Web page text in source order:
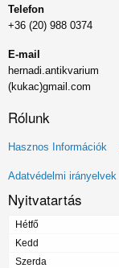
Telefon
+36 (20) 988 0374
E-mail
hernadi.antikvarium
(kukac)gmail.com
Rólunk
Lábléc
menü
Hasznos Információk
Adatvédelmi irányelvek
Nyitvatartás
Hétfő
Kedd
Szerda